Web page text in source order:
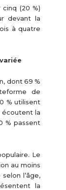
cinq (20 %)
devant la
à quatre
dont 69 %
de
% utilisent
écoutent la
% passent
Le
au moins
l’âge,
la